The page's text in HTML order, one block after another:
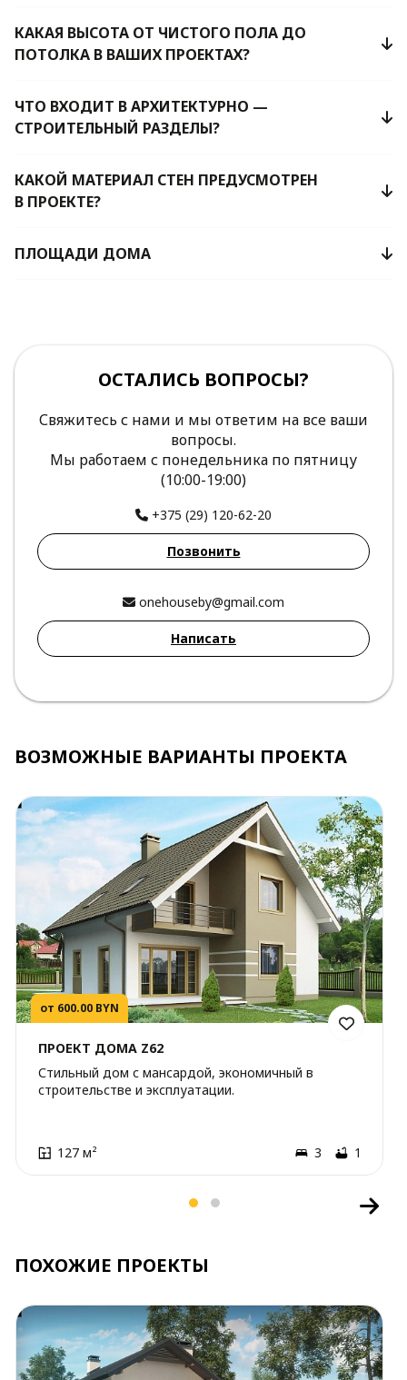
КАКАЯ ВЫСОТА ОТ ЧИСТОГО ПОЛА ДО
ПОТОЛКА В ВАШИХ ПРОЕКТАХ?
ЧТО ВХОДИТ В АРХИТЕКТУРНО —
СТРОИТЕЛЬНЫЙ РАЗДЕЛЫ?
КАКОЙ МАТЕРИАЛ СТЕН ПРЕДУСМОТРЕН
В ПРОЕКТЕ?
ПЛОЩАДИ ДОМА
ОСТАЛИСЬ ВОПРОСЫ?
Свяжитесь с нами и мы ответим на все ваши
вопросы.
Мы работаем с понедельника по пятницу
(10:00-19:00)
+375 (29) 120-62-20
Позвонить
onehouseby@gmail.com
Написать
ВОЗМОЖНЫЕ ВАРИАНТЫ ПРОЕКТА
от 600.00 BYN
ПРОЕКТ ДОМА Z62
Стильный дом с мансардой, экономичный в
строительстве и эксплуатации.
127 м² 3 1
ПОХОЖИЕ ПРОЕКТЫ